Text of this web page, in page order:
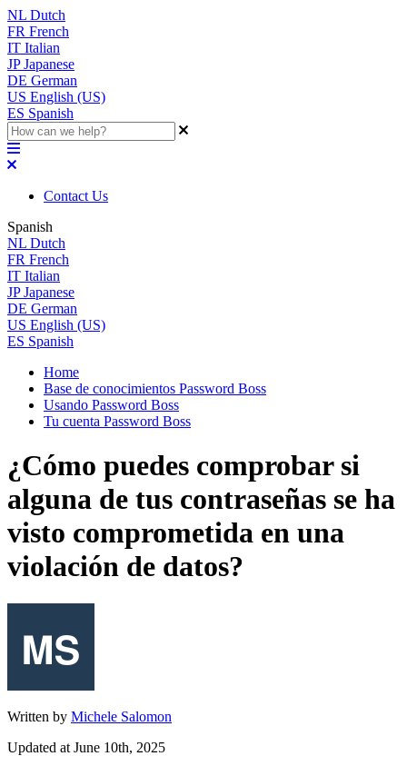
NL Dutch
FR French
IT Italian
JP Japanese
DE German
US English (US)
ES Spanish
Contact Us
Spanish
NL Dutch
FR French
IT Italian
JP Japanese
DE German
US English (US)
ES Spanish
Home
Base de conocimientos Password Boss
Usando Password Boss
Tu cuenta Password Boss
¿Cómo puedes comprobar si
alguna de tus contraseñas se ha
visto comprometida en una
violación de datos?
Written by Michele Salomon
Updated at June 10th, 2025